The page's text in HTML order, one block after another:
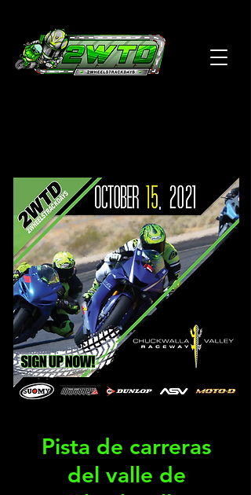
Pista de carreras
del valle de